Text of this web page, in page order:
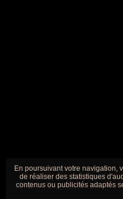
En poursuivant votre navigation,
de réaliser des statistiques
contenus ou publicités adaptés